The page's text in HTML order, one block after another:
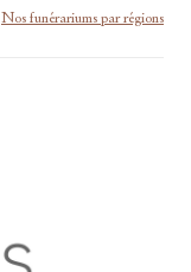
Nos funérariums par régions